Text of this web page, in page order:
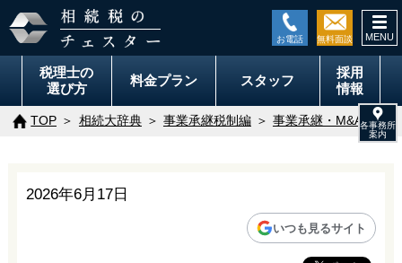
税理士の
選び方
料金プラン スタッフ
採用
情報
TOP 相続大辞典 事業承継税制編 事業承継・M&A補助
2026年6月17日
いつも見るサイト